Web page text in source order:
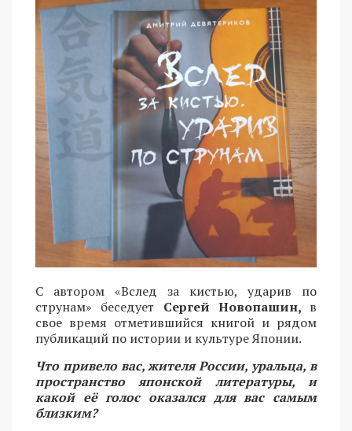
С автором «Вслед за кистью, ударив по
струнам» беседует Сергей Новопашин, в
свое время отметившийся книгой и рядом
публикаций по истории и культуре Японии.
Что привело вас, жителя России, уральца, в
пространство японской литературы, и
какой её голос оказался для вас самым
близким?